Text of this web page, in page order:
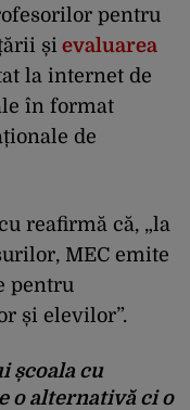
pentru
și evaluarea
la internet de
în format
de
reafirmă că, „la
MEC emite
pentru
și elevilor”.
școala cu
o alternativă ci o